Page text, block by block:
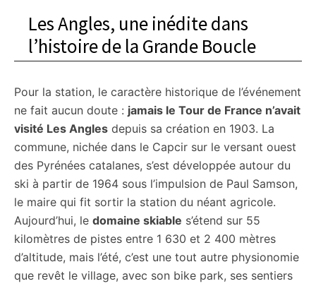
Les Angles, une inédite dans
l’histoire de la Grande Boucle
Pour la station, le caractère historique de l’événement
ne fait aucun doute : jamais le Tour de France n’avait
visité Les Angles depuis sa création en 1903. La
commune, nichée dans le Capcir sur le versant ouest
des Pyrénées catalanes, s’est développée autour du
ski à partir de 1964 sous l’impulsion de Paul Samson,
le maire qui fit sortir la station du néant agricole.
Aujourd’hui, le domaine skiable s’étend sur 55
kilomètres de pistes entre 1 630 et 2 400 mètres
d’altitude, mais l’été, c’est une tout autre physionomie
que revêt le village, avec son bike park, ses sentiers